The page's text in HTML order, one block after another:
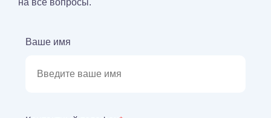
на все вопросы.
Ваше имя